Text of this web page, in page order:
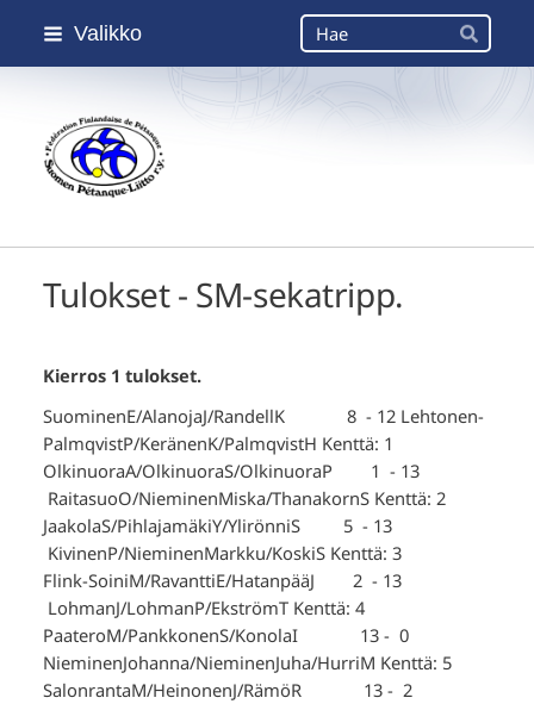
Siirry
Valikko Haku
Hae
Suomen Petanque-Liitto
Tulokset - SM-sekatripp.
Kierros 1 tulokset.
SuominenE/AlanojaJ/RandellK 8 - 12 Lehtonen-
PalmqvistP/KeränenK/PalmqvistH Kenttä: 1
OlkinuoraA/OlkinuoraS/OlkinuoraP 1 - 13
RaitasuoO/NieminenMiska/ThanakornS Kenttä: 2
JaakolaS/PihlajamäkiY/YlirönniS 5 - 13
KivinenP/NieminenMarkku/KoskiS Kenttä: 3
Flink-SoiniM/RavanttiE/HatanpääJ 2 - 13
LohmanJ/LohmanP/EkströmT Kenttä: 4
PaateroM/PankkonenS/KonolaI 13 - 0
NieminenJohanna/NieminenJuha/HurriM Kenttä: 5
SalonrantaM/HeinonenJ/RämöR 13 - 2